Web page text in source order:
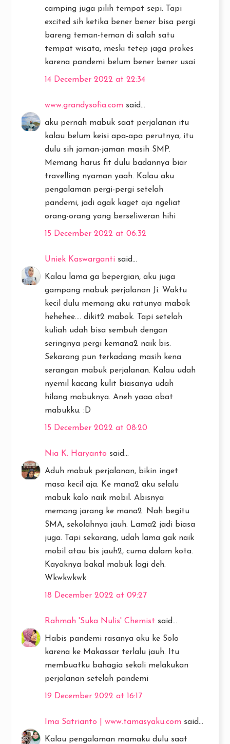
camping juga pilih tempat sepi. Tapi
excited sih ketika bener bener bisa pergi
bareng teman-teman di salah satu
tempat wisata, meski tetep jaga prokes
karena pandemi belum bener bener usai
14 December 2022 at 22:34
www.grandysofia.com said...
aku pernah mabuk saat perjalanan itu
kalau belum keisi apa-apa perutnya, itu
dulu sih jaman-jaman masih SMP.
Memang harus fit dulu badannya biar
travelling nyaman yaah. Kalau aku
pengalaman pergi-pergi setelah
pandemi, jadi agak kaget aja ngeliat
orang-orang yang berseliweran hihi
15 December 2022 at 06:32
Uniek Kaswarganti said...
Kalau lama ga bepergian, aku juga
gampang mabuk perjalanan Ji. Waktu
kecil dulu memang aku ratunya mabok
hehehee.... dikit2 mabok. Tapi setelah
kuliah udah bisa sembuh dengan
seringnya pergi kemana2 naik bis.
Sekarang pun terkadang masih kena
serangan mabuk perjalanan. Kalau udah
nyemil kacang kulit biasanya udah
hilang mabuknya. Aneh yaaa obat
mabukku. :D
15 December 2022 at 08:20
Nia K. Haryanto said...
Aduh mabuk perjalanan, bikin inget
masa kecil aja. Ke mana2 aku selalu
mabuk kalo naik mobil. Abisnya
memang jarang ke mana2. Nah begitu
SMA, sekolahnya jauh. Lama2 jadi biasa
juga. Tapi sekarang, udah lama gak naik
mobil atau bis jauh2, cuma dalam kota.
Kayaknya bakal mabuk lagi deh.
Wkwkwkwk
18 December 2022 at 09:27
Rahmah 'Suka Nulis' Chemist said...
Habis pandemi rasanya aku ke Solo
karena ke Makassar terlalu jauh. Itu
membuatku bahagia sekali melakukan
perjalanan setelah pandemi
19 December 2022 at 16:17
Ima Satrianto | www.tamasyaku.com said...
Kalau pengalaman mamaku dulu saat